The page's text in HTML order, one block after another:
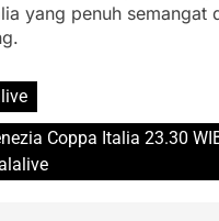
yang penuh semangat
Coppa Italia 23.30